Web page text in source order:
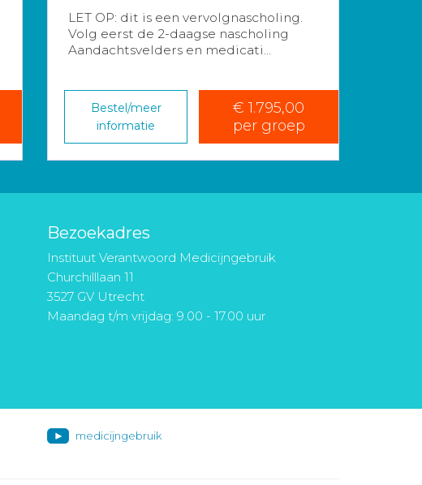
LET OP: dit is een vervolgnascholing.
Volg eerst de 2-daagse nascholing
Aandachtsvelders en medicati...
Bestel/meer
informatie
€ 1.795,00
per groep
Bezoekadres
Instituut Verantwoord Medicijngebruik
Churchilllaan 11
3527 GV Utrecht
Maandag t/m vrijdag: 9.00 - 17.00 uur
medicijngebruik